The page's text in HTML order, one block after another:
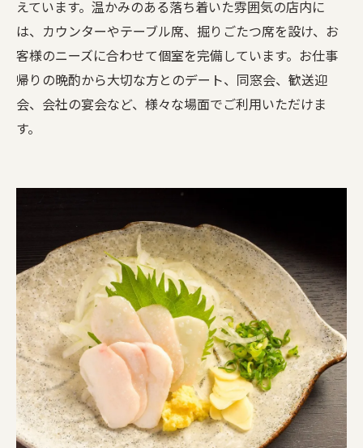
えています。温かみのある落ち着いた雰囲気の店内に
は、カウンターやテーブル席、掘りごたつ席を設け、お
客様のニーズに合わせて個室を完備しています。お仕事
帰りの晩酌から大切な方とのデート、同窓会、歓送迎
会、会社の宴会など、様々な場面でご利用いただけま
す。